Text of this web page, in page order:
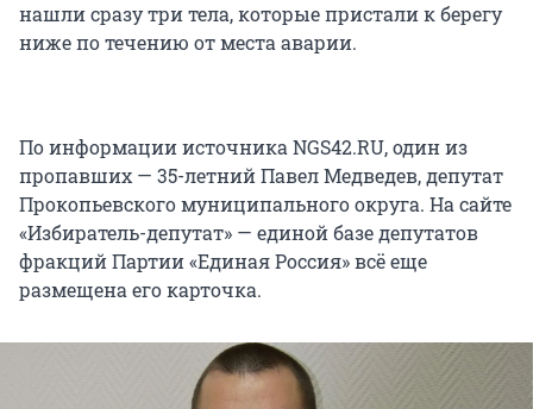
нашли сразу три тела, которые пристали к берегу
ниже по течению от места аварии.
По информации источника NGS42.RU, один из
пропавших — 35-летний Павел Медведев, депутат
Прокопьевского муниципального округа. На сайте
«Избиратель-депутат» — единой базе депутатов
фракций Партии «Единая Россия» всё еще
размещена его карточка.